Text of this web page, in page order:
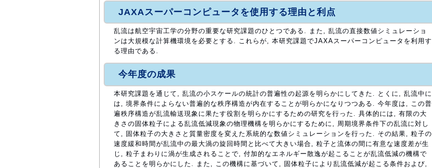
JAXAスーパーコンピュータを使用する理由と利点
乱流は航空宇宙工学の分野の重要な研究課題のひとつである. また, 乱流の直接数値シミュレーショ
ンは大規模な計算機環境を必要とする. これらが, 本研究課題でJAXAスーパーコンピュータを利用す
る理由である.
今年度の成果
本研究課題を通じて, 乱流の小スケールの統計の普遍性の起源を明らかにしてきた. とくに, 乱流中に
は, 境界条件によらない普遍的な秩序構造が内在することが明らかになりつつある. 今年度は, この普
遍秩序構造が乱流輸送現象に果たす役割を明らかにするための研究を行った. 具体的には, 有限の大
きさの固体粒子による乱流低減現象の物理機構を明らかにするために, 周期境界条件下の乱流に対し
て, 固体粒子の大きさと質量密度を変えた系統的な数値シミュレーションを行った. その結果, 粒子の
速度緩和時間が乱流中の最大渦の旋回時間と比べて大きい場合, 粒子と流体の間に有意な速度差が生
じ, 粒子まわりに渦が生成されることで, 付加的なエネルギー散逸が起こることが乱流低減の機構で
あることを明らかにした. また, この機構に基づいて, 固体粒子により乱流低減が起こる条件および,